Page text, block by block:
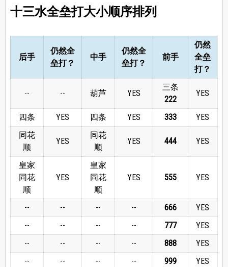
十三水全垒打大小顺序排列
后手
仍然全
垒打？
中手
仍然全
垒打？
前手
仍然
全垒
打？
-- -- 葫芦 YES
三条
222
YES
四条 YES 四条 YES 333
YES
同花
顺
YES
同花
顺
YES 444 YES
皇家
同花
顺
YES
皇家
同花
顺
YES 555 YES
-- -- -- -- 666
YES
--
-- -- -- 777
YES
--
-- -- -- 888
YES
--
-- -- -- 999
YES